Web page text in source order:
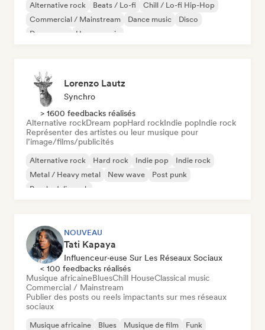
Alternative rock Beats / Lo-fi
Chill / Lo-fi Hip-Hop
Commercial / Mainstream
Dance music
Disco
Dream pop
House music
Lorenzo Lautz
Synchro
> 1600 feedbacks réalisés
Alternative rockDream popHard rockIndie popIndie rock
Représenter des artistes ou leur musique pour
l’image/films/publicités
Alternative rock Hard rock Indie pop
Indie rock
Metal / Heavy metal
New wave
Post punk
Psychedelic rock
NOUVEAU
Tati Kapaya
Influenceur·euse Sur Les Réseaux Sociaux
< 100 feedbacks réalisés
Musique africaineBluesChill HouseClassical music
Commercial / Mainstream
Publier des posts ou reels impactants sur mes réseaux
sociaux
Musique africaine Blues Musique de film Funk